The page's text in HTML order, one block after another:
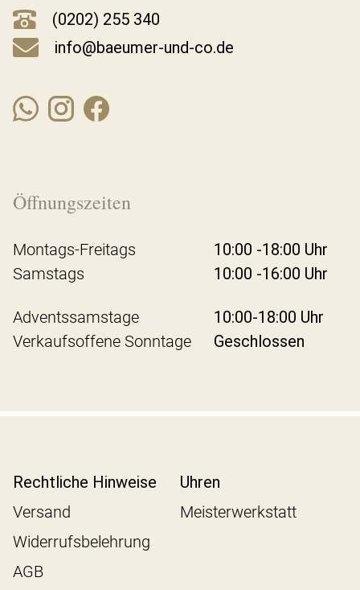
(0202) 255 340
info@baeumer-und-co.de
Öffnungszeiten
Montags-Freitags
10:00 -18:00 Uhr
Samstags
10:00 -16:00 Uhr
Adventssamstage
10:00-18:00 Uhr
Verkaufsoffene Sonntage
Geschlossen
Rechtliche Hinweise
Versand
Widerrufsbelehrung
AGB
Uhren
Meisterwerkstatt